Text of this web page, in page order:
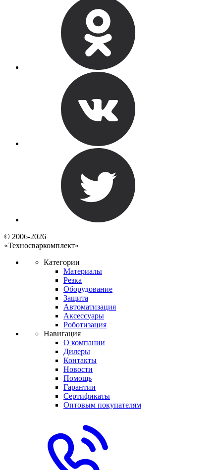
© 2006-2026
«Техносваркомплект»
Категории
Материалы
Резка
Оборудование
Защита
Автоматизация
Аксессуары
Роботизация
Навигация
О компании
Дилеры
Контакты
Новости
Помощь
Гарантии
Сертификаты
Оптовым покупателям